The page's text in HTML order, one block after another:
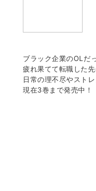
ブラック企業のOLだ
疲れ果てて転職した
日常の理不尽やスト
現在3巻まで発売中！